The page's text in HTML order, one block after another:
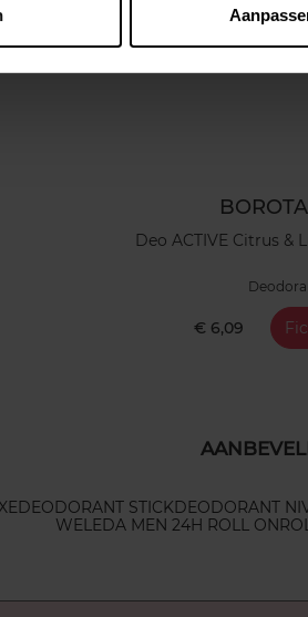
Deo ACTIVE Citrus &
€ 6,09
DEODORANT STICKDEODORANT
WELEDA MEN 24H ROLL ON